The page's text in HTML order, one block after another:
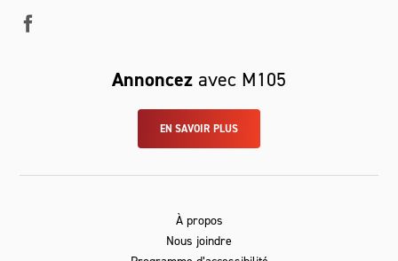
Annoncez avec M105
EN SAVOIR PLUS
À propos
Nous joindre